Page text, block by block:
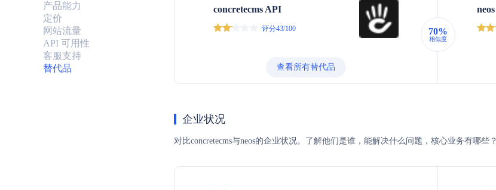
产品能力
定价
网站流量
API 可用性
客服支持
替代品
concretecms API
评分43/100
查看所有替代品
70%
相似度
企业状况
对比concretecms与neos的企业状况。了解他们是谁，能解决什么问题，核心业务有哪